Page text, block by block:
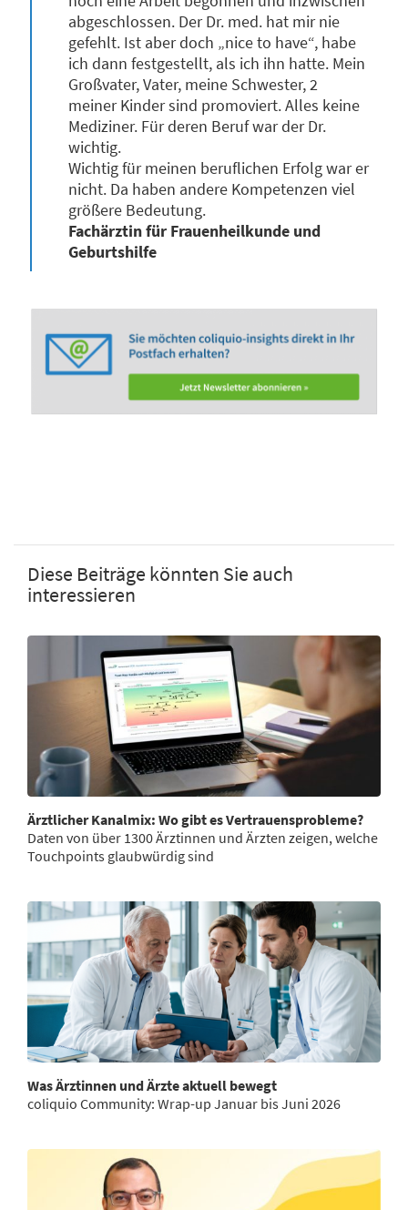
abgeschlossen. Der Dr. med. hat mir nie
gefehlt. Ist aber doch „nice to have“, habe
ich dann festgestellt, als ich ihn hatte. Mein
Großvater, Vater, meine Schwester, 2
meiner Kinder sind promoviert. Alles keine
Mediziner. Für deren Beruf war der Dr.
wichtig.
Wichtig für meinen beruflichen Erfolg war er
nicht. Da haben andere Kompetenzen viel
größere Bedeutung.
Fachärztin für Frauenheilkunde und
Geburtshilfe
Diese Beiträge könnten Sie auch
interessieren
Ärztlicher Kanalmix: Wo gibt es Vertrauensprobleme?
Daten von über 1300 Ärztinnen und Ärzten zeigen, welche
Touchpoints glaubwürdig sind
Was Ärztinnen und Ärzte aktuell bewegt
coliquio Community: Wrap-up Januar bis Juni 2026